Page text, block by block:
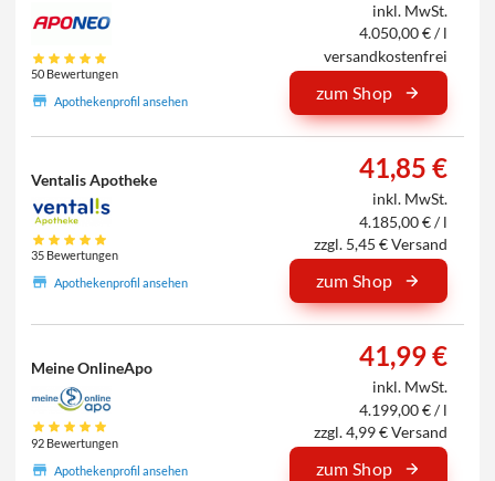
50 Bewertungen
Apothekenprofil ansehen
inkl. MwSt.
4.050,00 € / l
versandkostenfrei
zum Shop
Ventalis Apotheke
35 Bewertungen
Apothekenprofil ansehen
41,85 €
inkl. MwSt.
4.185,00 € / l
zzgl. 5,45 € Versand
zum Shop
Meine OnlineApo
92 Bewertungen
Apothekenprofil ansehen
41,99 €
inkl. MwSt.
4.199,00 € / l
zzgl. 4,99 € Versand
zum Shop